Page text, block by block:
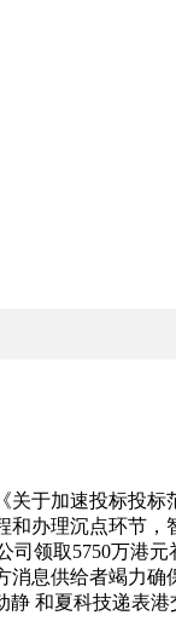
于加速投标投标
办理沉点环节，
领取5750万港元
息供给者竭力确
和夏科技递表